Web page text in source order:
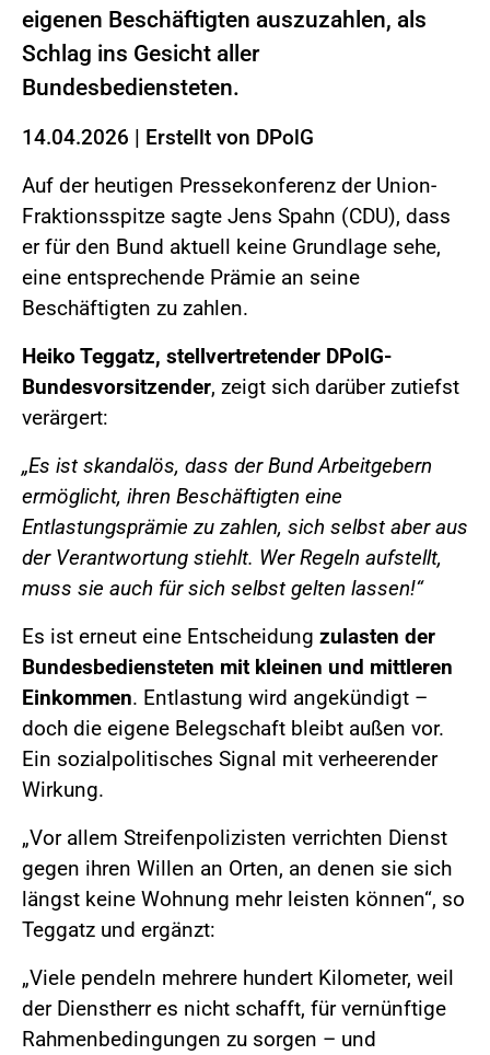
eigenen Beschäftigten auszuzahlen, als
Schlag ins Gesicht aller
Bundesbediensteten.
14.04.2026 | Erstellt von DPolG
Auf der heutigen Pressekonferenz der Union-
Fraktionsspitze sagte Jens Spahn (CDU), dass
er für den Bund aktuell keine Grundlage sehe,
eine entsprechende Prämie an seine
Beschäftigten zu zahlen.
Heiko Teggatz, stellvertretender DPolG-
Bundesvorsitzender, zeigt sich darüber zutiefst
verärgert:
„Es ist skandalös, dass der Bund Arbeitgebern
ermöglicht, ihren Beschäftigten eine
Entlastungsprämie zu zahlen, sich selbst aber aus
der Verantwortung stiehlt. Wer Regeln aufstellt,
muss sie auch für sich selbst gelten lassen!“
Es ist erneut eine Entscheidung zulasten der
Bundesbediensteten mit kleinen und mittleren
Einkommen. Entlastung wird angekündigt –
doch die eigene Belegschaft bleibt außen vor.
Ein sozialpolitisches Signal mit verheerender
Wirkung.
„Vor allem Streifenpolizisten verrichten Dienst
gegen ihren Willen an Orten, an denen sie sich
längst keine Wohnung mehr leisten können“, so
Teggatz und ergänzt:
„Viele pendeln mehrere hundert Kilometer, weil
der Dienstherr es nicht schafft, für vernünftige
Rahmenbedingungen zu sorgen – und